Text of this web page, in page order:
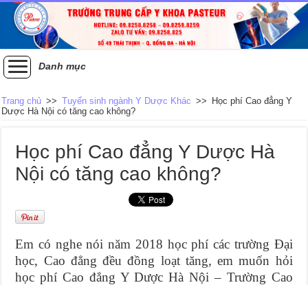
Danh mục
Trang chủ >> Tuyển sinh ngành Y Dược Khác >> Học phí Cao đẳng Y
Dược Hà Nội có tăng cao không?
Học phí Cao đẳng Y Dược Hà
Nội có tăng cao không?
Em có nghe nói năm 2018 học phí các trường Đại
học, Cao đẳng đều đồng loạt tăng, em muốn hỏi
học phí Cao đẳng Y Dược Hà Nội – Trường Cao